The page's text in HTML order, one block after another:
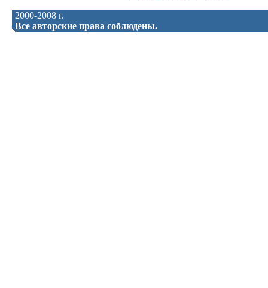
2000-2008 г.
Все авторские права соблюдены.